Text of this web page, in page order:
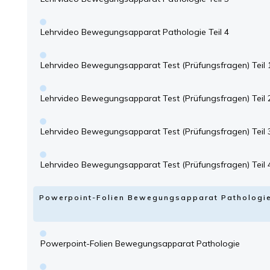
Lehrvideo Bewegungsapparat Pathologie Teil 4
Lehrvideo Bewegungsapparat Test (Prüfungsfragen) Teil
Lehrvideo Bewegungsapparat Test (Prüfungsfragen) Teil
Lehrvideo Bewegungsapparat Test (Prüfungsfragen) Teil
Lehrvideo Bewegungsapparat Test (Prüfungsfragen) Teil
Powerpoint-Folien Bewegungsapparat Pathologie
Powerpoint-Folien Bewegungsapparat Pathologie